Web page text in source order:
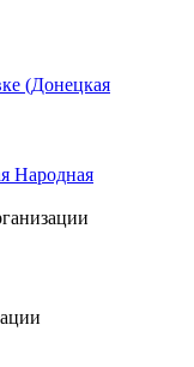
(Донецкая
Народная